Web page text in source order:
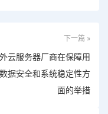
下一篇 »
云服务器厂商在保障用
据安全和系统稳定性方
面的举措